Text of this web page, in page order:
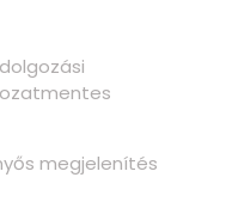
megjelenítés